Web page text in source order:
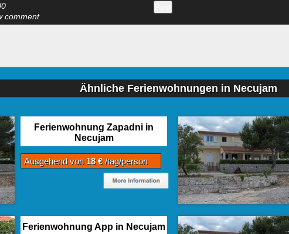
comment
Ähnliche Ferienwohnungen in Necujam
Ferienwohnung Zapadni in
Necujam
Ausgehend von 18 €/tag/person
Ferienwohnung App in Necujam